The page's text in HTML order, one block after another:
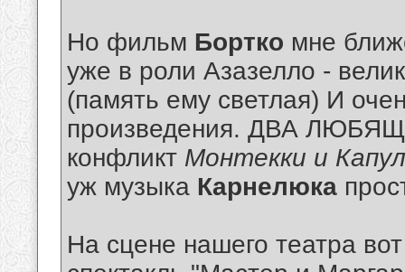
Но фильм Бортко мне
уже в роли Азазелло -
(память ему светлая) И
произведения. ДВА
конфликт Монтекки и
уж музыка Карнелюка
На сцене нашего театра